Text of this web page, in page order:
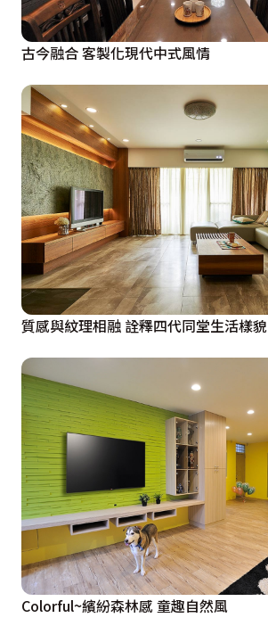
古今融合 客製化現代中式風情
質感與紋理相融 詮釋四代同堂生活樣貌
Colorful~繽紛森林感 童趣自然風